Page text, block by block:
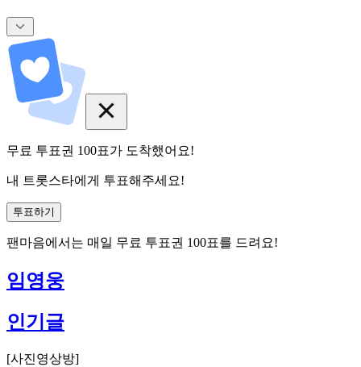
무료 투표권 100표가 도착했어요!
내 트롯스타에게 투표해주세요!
투표하기
팬마음에서는 매일 무료 투표권 100표를 드려요!
임영웅
인기글
[사진영상방]